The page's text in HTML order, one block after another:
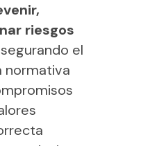
riesgos
el
normativa